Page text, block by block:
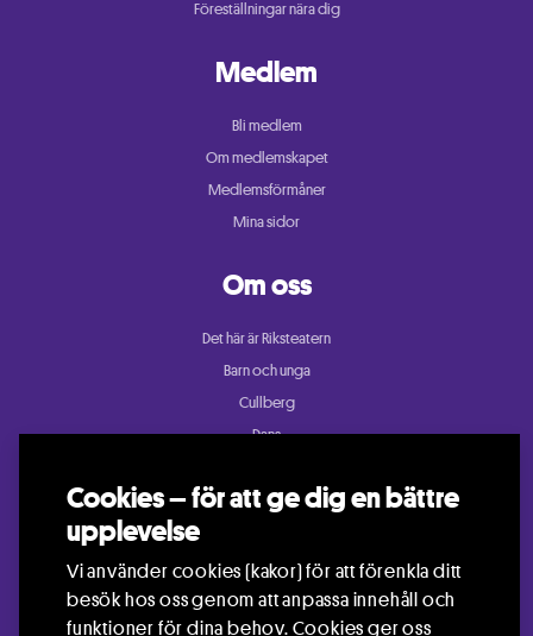
Cookies – för att ge dig en bättre
upplevelse
Vi använder cookies (kakor) för att förenkla ditt
besök hos oss genom att anpassa innehåll och
funktioner för dina behov. Cookies ger oss
Föreställningar nära dig
Medlem
Bli medlem
Om medlemskapet
Medlemsförmåner
Mina sidor
Om oss
Det här är Riksteatern
Barn och unga
Cullberg
Dans
Riksteatern Crea
Teater